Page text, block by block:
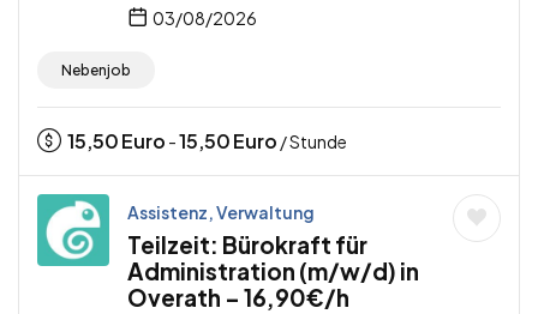
03/08/2026
Nebenjob
15,50Euro -15,50Euro / Stunde
Assistenz, Verwaltung
Teilzeit: Bürokraft für
Administration (m/w/d) in
Overath – 16,90€/h